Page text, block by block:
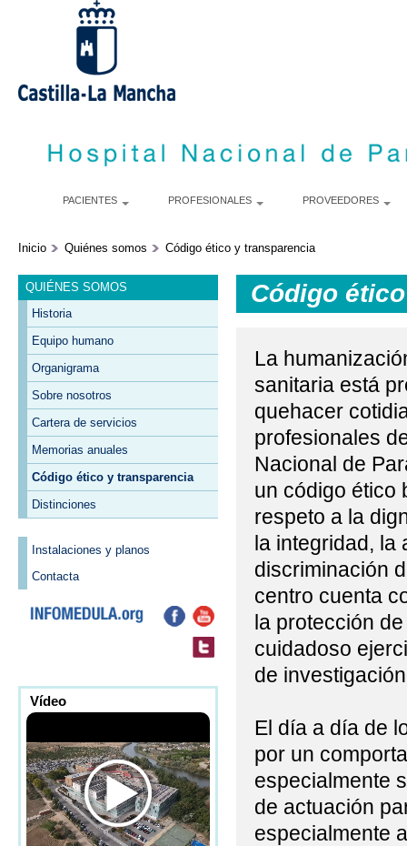
PACIENTES PROFESIONALES PROVEEDORES
Inicio Quiénes somos Código ético y transparencia
QUIÉNES SOMOS
Historia
Equipo humano
Organigrama
Sobre nosotros
Cartera de servicios
Memorias anuales
Código ético y transparencia
Distinciones
Instalaciones y planos
Contacta
Vídeo
Código
La
sanitaria está
quehacer
profesionales
Nacional de
un código ético
respeto a la
la integridad, la
discriminación
centro cuenta
la protección
cuidadoso
de
El día a día de
por un
especialmente
de actuación
especialmente